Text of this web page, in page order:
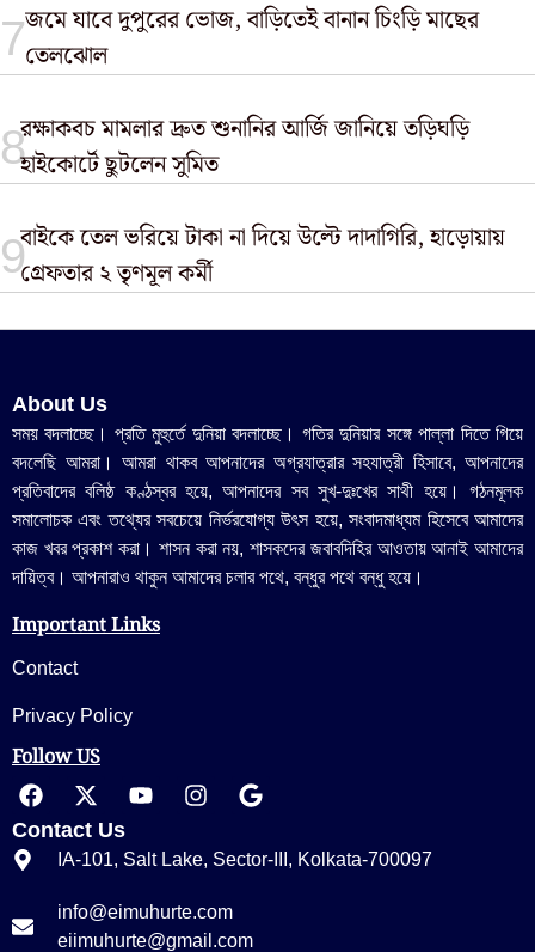
জমে যাবে দুপুরের ভোজ, বাড়িতেই বানান চিংড়ি মাছের
তেলঝোল
রক্ষাকবচ মামলার দ্রুত শুনানির আর্জি জানিয়ে তড়িঘড়ি
হাইকোর্টে ছুটলেন সুমিত
বাইকে ​তেল ভরিয়ে টাকা না দিয়ে উল্টে দাদাগিরি, হাড়োয়ায়
গ্রেফতার ২ তৃণমূল কর্মী
About Us
সময় বদলাচ্ছে। প্রতি মুহুর্তে দুনিয়া বদলাচ্ছে। গতির দুনিয়ার সঙ্গে পাল্লা দিতে গিয়ে
বদলেছি আমরা। আমরা থাকব আপনাদের অগ্রযাত্রার সহযাত্রী হিসাবে, আপনাদের
প্রতিবাদের বলিষ্ঠ কণ্ঠস্বর হয়ে, আপনাদের সব সুখ-দুঃখের সাথী হয়ে। গঠনমূলক
সমালোচক এবং তথ্যের সবচেয়ে নির্ভরযোগ্য উ‍ৎস হয়ে, সংবাদমাধ্যম হিসেবে আমাদের
কাজ খবর প্রকাশ করা। শাসন করা নয়, শাসকদের জবাবদিহির আওতায় আনাই আমাদের
দায়িত্ব। আপনারাও থাকুন আমাদের চলার পথে, বন্ধুর পথে বন্ধু হয়ে।
Important Links
Contact
Privacy Policy
Follow US
Contact Us
IA-101, Salt Lake, Sector-III, Kolkata-700097
info@eimuhurte.com
eiimuhurte@gmail.com